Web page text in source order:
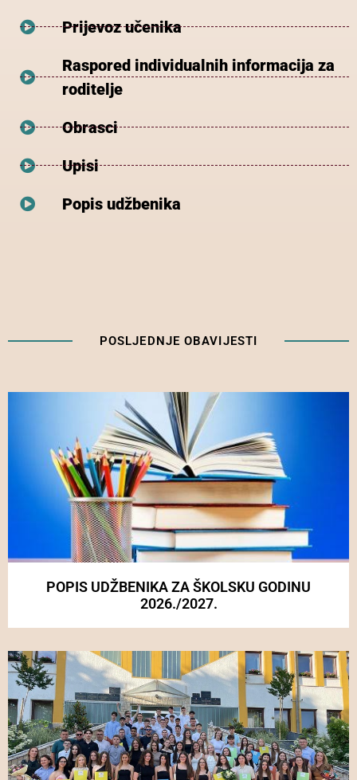
Prijevoz učenika
Raspored individualnih informacija za
roditelje
Obrasci
Upisi
Popis udžbenika
POSLJEDNJE OBAVIJESTI
POPIS UDŽBENIKA ZA ŠKOLSKU GODINU
2026./2027.